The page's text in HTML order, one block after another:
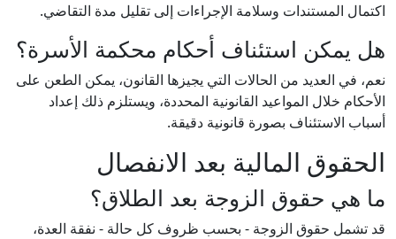
اكتمال المستندات وسلامة الإجراءات إلى تقليل مدة التقاضي.
هل يمكن استئناف أحكام محكمة الأسرة؟
نعم، في العديد من الحالات التي يجيزها القانون، يمكن الطعن على
الأحكام خلال المواعيد القانونية المحددة، ويستلزم ذلك إعداد
أسباب الاستئناف بصورة قانونية دقيقة.
الحقوق المالية بعد الانفصال
ما هي حقوق الزوجة بعد الطلاق؟
قد تشمل حقوق الزوجة - بحسب ظروف كل حالة - نفقة العدة،